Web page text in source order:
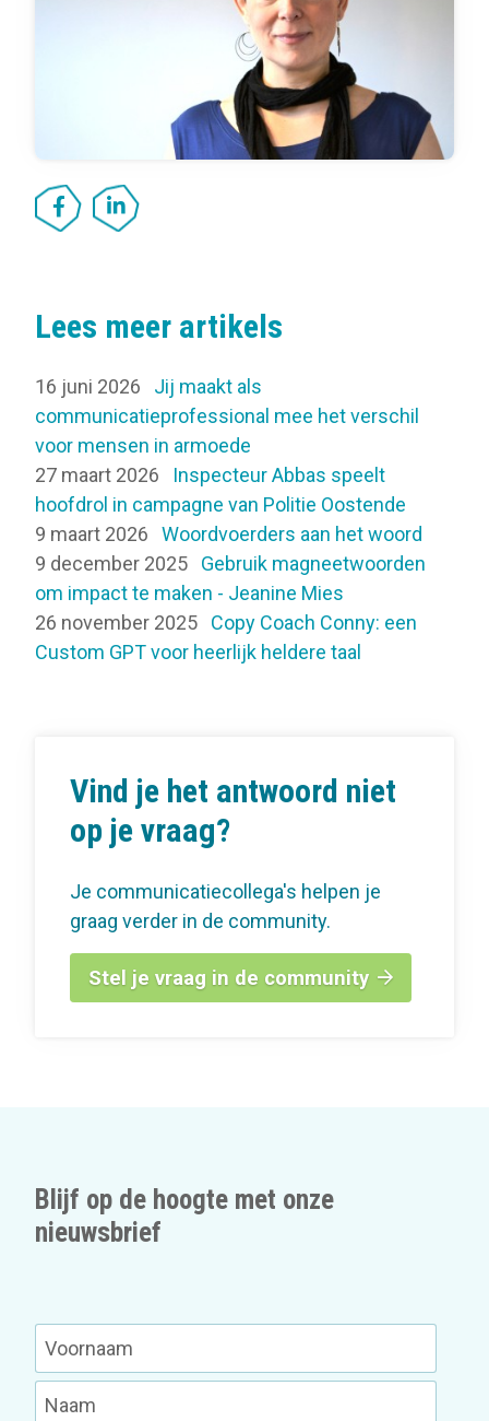
Lees meer artikels
16 juni 2026
Jij maakt als
communicatieprofessional mee het verschil
voor mensen in armoede
27 maart 2026
Inspecteur Abbas speelt
hoofdrol in campagne van Politie Oostende
9 maart 2026
Woordvoerders aan het woord
9 december 2025
Gebruik magneetwoorden
om impact te maken - Jeanine Mies
26 november 2025
Copy Coach Conny: een
Custom GPT voor heerlijk heldere taal
Vind je het antwoord niet
op je vraag?
Je communicatiecollega's helpen je
graag verder in de community.
Stel je vraag in de community
Blijf op de hoogte met onze
nieuwsbrief